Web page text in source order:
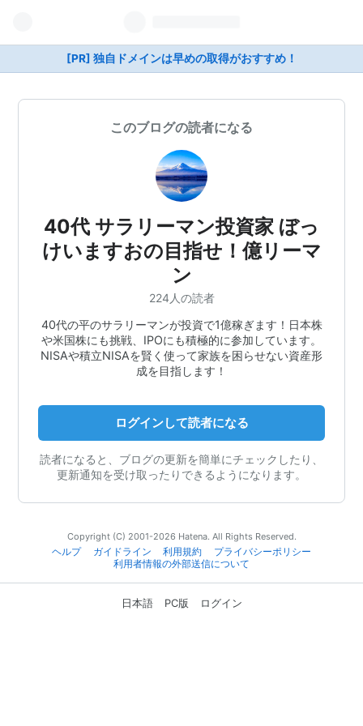
[PR] 独自ドメインは早めの取得がおすすめ！
このブログの読者になる
40代 サラリーマン投資家 ぼっ
けいますおの目指せ！億リーマ
ン
224人の読者
40代の平のサラリーマンが投資で1億稼ぎます！日本株
や米国株にも挑戦、IPOにも積極的に参加しています。
NISAや積立NISAを賢く使って家族を困らせない資産形
成を目指します！
ログインして読者になる
読者になると、ブログの更新を簡単にチェックしたり、
更新通知を受け取ったりできるようになります。
Copyright (C) 2001-2026 Hatena. All Rights Reserved.
ヘルプ
ガイドライン 利用規約
プライバシーポリシー
利用者情報の外部送信について
日本語 PC版 ログイン